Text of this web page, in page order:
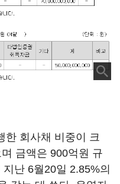
한 회사채 비중이 크
금액은 900억원 규
난 6월20일 2.85%의